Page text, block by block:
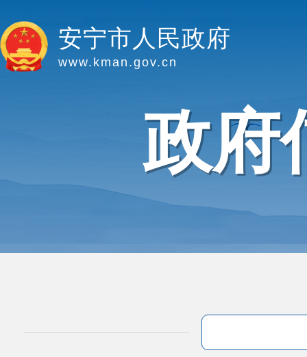
安宁市人民政府
www.kman.gov.cn
政府